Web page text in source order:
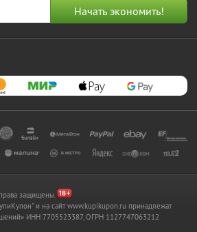
защищены.
и на сайт www.kupikupon.ru принадлежат
ИНН 7705523387, ОГРН 1127747063212